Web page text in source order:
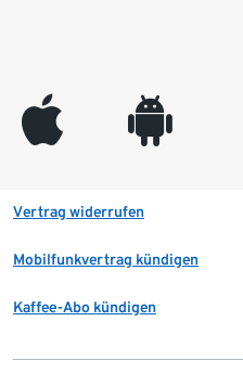
appleinc android
Vertrag widerrufen
Mobilfunkvertrag kündigen
Kaffee-Abo kündigen